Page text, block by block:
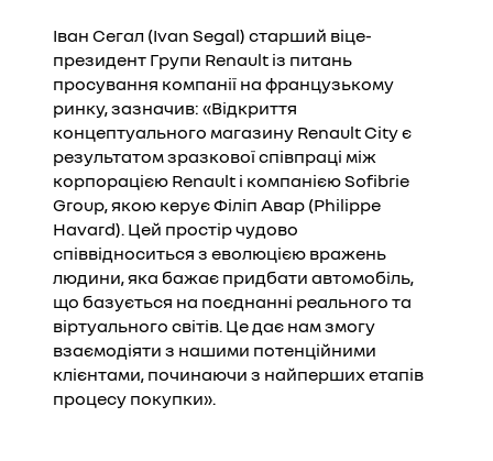
Іван Сегал (Ivan Segal) старший віце-
президент Групи Renault із питань
просування компанії на французькому
ринку, зазначив: «Відкриття
концептуального магазину Renault City є
результатом зразкової співпраці між
корпорацією Renault і компанією Sofibrie
Group, якою керує Філіп Авар (Philippe
Havard). Цей простір чудово
співвідноситься з еволюцією вражень
людини, яка бажає придбати автомобіль,
що базується на поєднанні реального та
віртуального світів. Це дає нам змогу
взаємодіяти з нашими потенційними
клієнтами, починаючи з найперших етапів
процесу покупки».